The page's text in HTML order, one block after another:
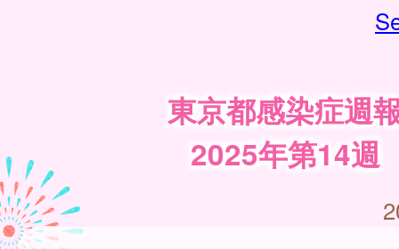
東京都感染症週
2025年第14週